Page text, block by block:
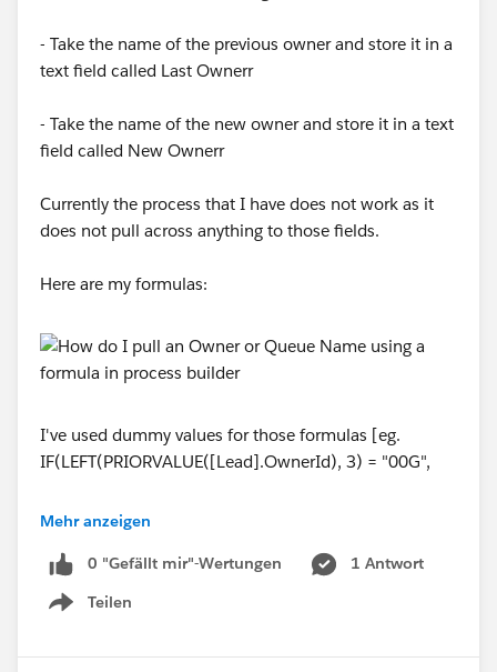
- Take the name of the previous owner and store it in a
text field called Last Ownerr
- Take the name of the new owner and store it in a text
field called New Ownerr
Currently the process that I have does not work as it
does not pull across anything to those fields.
Here are my formulas:
I've used dummy values for those formulas [eg.
IF(LEFT(PRIORVALUE([Lead].OwnerId), 3) = "00G",
"YES", "NO") ] to check if it was evaluating the if
tried using the formulas
PRIORVALUE([Lead].
Mehr anzeigen
0 "Gefällt mir"-Wertungen
1 Antwort
Teilen
Show menu